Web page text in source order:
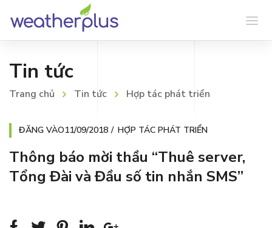
Tin tức
Trang chủ Tin tức Hợp tác phát triển
ĐĂNG VÀO11/09/2018 HỢP TÁC PHÁT TRIỂN
Thông báo mời thầu “Thuê server,
Tổng Đài và Đầu số tin nhắn SMS”